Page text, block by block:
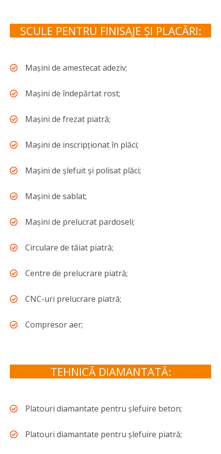
SCULE PENTRU FINISAJE ȘI PLACĂRI:
Mașini de amestecat adeziv;
Mașini de îndepărtat rost;
Mașini de frezat piatră;
Mașini de inscripționat în plăci;
Mașini de șlefuit și polisat plăci;
Mașini de sablat;
Mașini de prelucrat pardoseli;
Circulare de tăiat piatră;
Centre de prelucrare piatră;
CNC-uri prelucrare piatră;
Compresor aer;
TEHNICĂ DIAMANTATĂ:
Platouri diamantate pentru șlefuire beton;
Platouri diamantate pentru șlefuire piatră;